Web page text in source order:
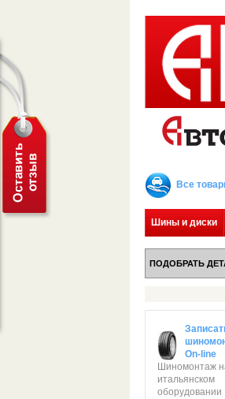
Все
Шины и диски
ПОДОБРАТЬ
On-line
Шиномонтаж
итальянском
оборудовании